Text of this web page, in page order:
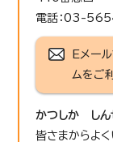
電話：03-
Eメー
ムをご
かつしか し
皆さまからよ